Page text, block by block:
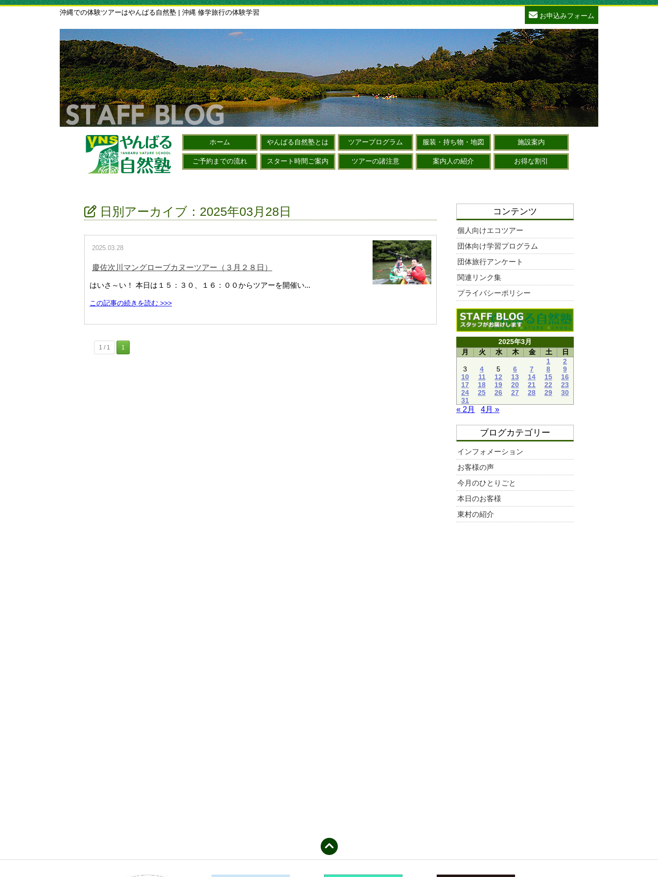
沖縄での体験ツアーはやんばる自然塾 | 沖縄 修学旅行の体験学習 お申込みフォーム
ホーム やんばる自然塾とは ツアープログラム 服装・持ち物・地図 施設案内
ご予約までの流れ スタート時間ご案内 ツアーの諸注意 案内人の紹介 お得な割引
日別アーカイブ：2025年03月28日
2025.03.28
慶佐次川マングローブカヌーツアー（３月２８日）
はいさ～い！ 本日は１５：３０、１６：００からツアーを開催い...
この記事の続きを読む >>>
1 / 1 1
コンテンツ
個人向けエコツアー
団体向け学習プログラム
団体旅行アンケート
関連リンク集
プライバシーポリシー
2025年3月
月
火 水 木 金 土
日
1
2
3
4 5 6 7 8
9
10
11 12 13 14 15
16
17
18 19 20 21 22
23
24
25 26 27 28 29
30
31
« 2月 4月 »
ブログカテゴリー
インフォメーション
お客様の声
今月のひとりごと
本日のお客様
東村の紹介